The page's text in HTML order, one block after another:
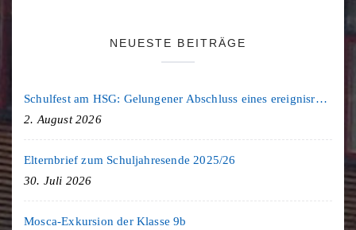
NEUESTE BEITRÄGE
Schulfest am HSG: Gelungener Abschluss eines ereignisreichen Schuljahres
2. August 2026
Elternbrief zum Schuljahresende 2025/26
30. Juli 2026
Mosca-Exkursion der Klasse 9b